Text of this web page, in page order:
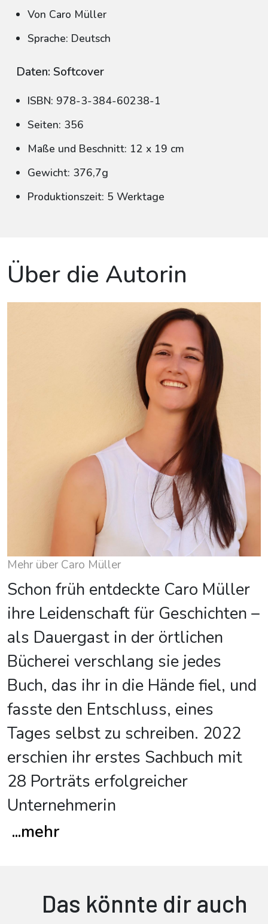
Von Caro Müller
Sprache: Deutsch
Daten: Softcover
ISBN: 978-3-384-60238-1
Seiten: 356
Maße und Beschnitt: 12 x 19 cm
Gewicht: 376,7g
Produktionszeit: 5 Werktage
Über die Autorin
Mehr über Caro Müller
Schon früh entdeckte Caro Müller
ihre Leidenschaft für Geschichten –
als Dauergast in der örtlichen
Bücherei verschlang sie jedes
Buch, das ihr in die Hände fiel, und
fasste den Entschluss, eines
Tages selbst zu schreiben. 2022
erschien ihr erstes Sachbuch mit
28 Porträts erfolgreicher
Unternehmerin
...mehr
Das könnte dir auch